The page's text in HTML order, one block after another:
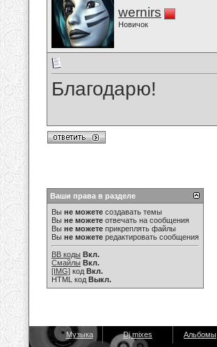
wernirs
Новичок
Благодарю!
Ваши права в разделе
Вы не можете создавать темы
Вы не можете отвечать на сообщения
Вы не можете прикреплять файлы
Вы не можете редактировать сообщения
BB коды Вкл.
Смайлы Вкл.
[IMG] код Вкл.
HTML код Выкл.
Музыка Dj mixes Альбомы